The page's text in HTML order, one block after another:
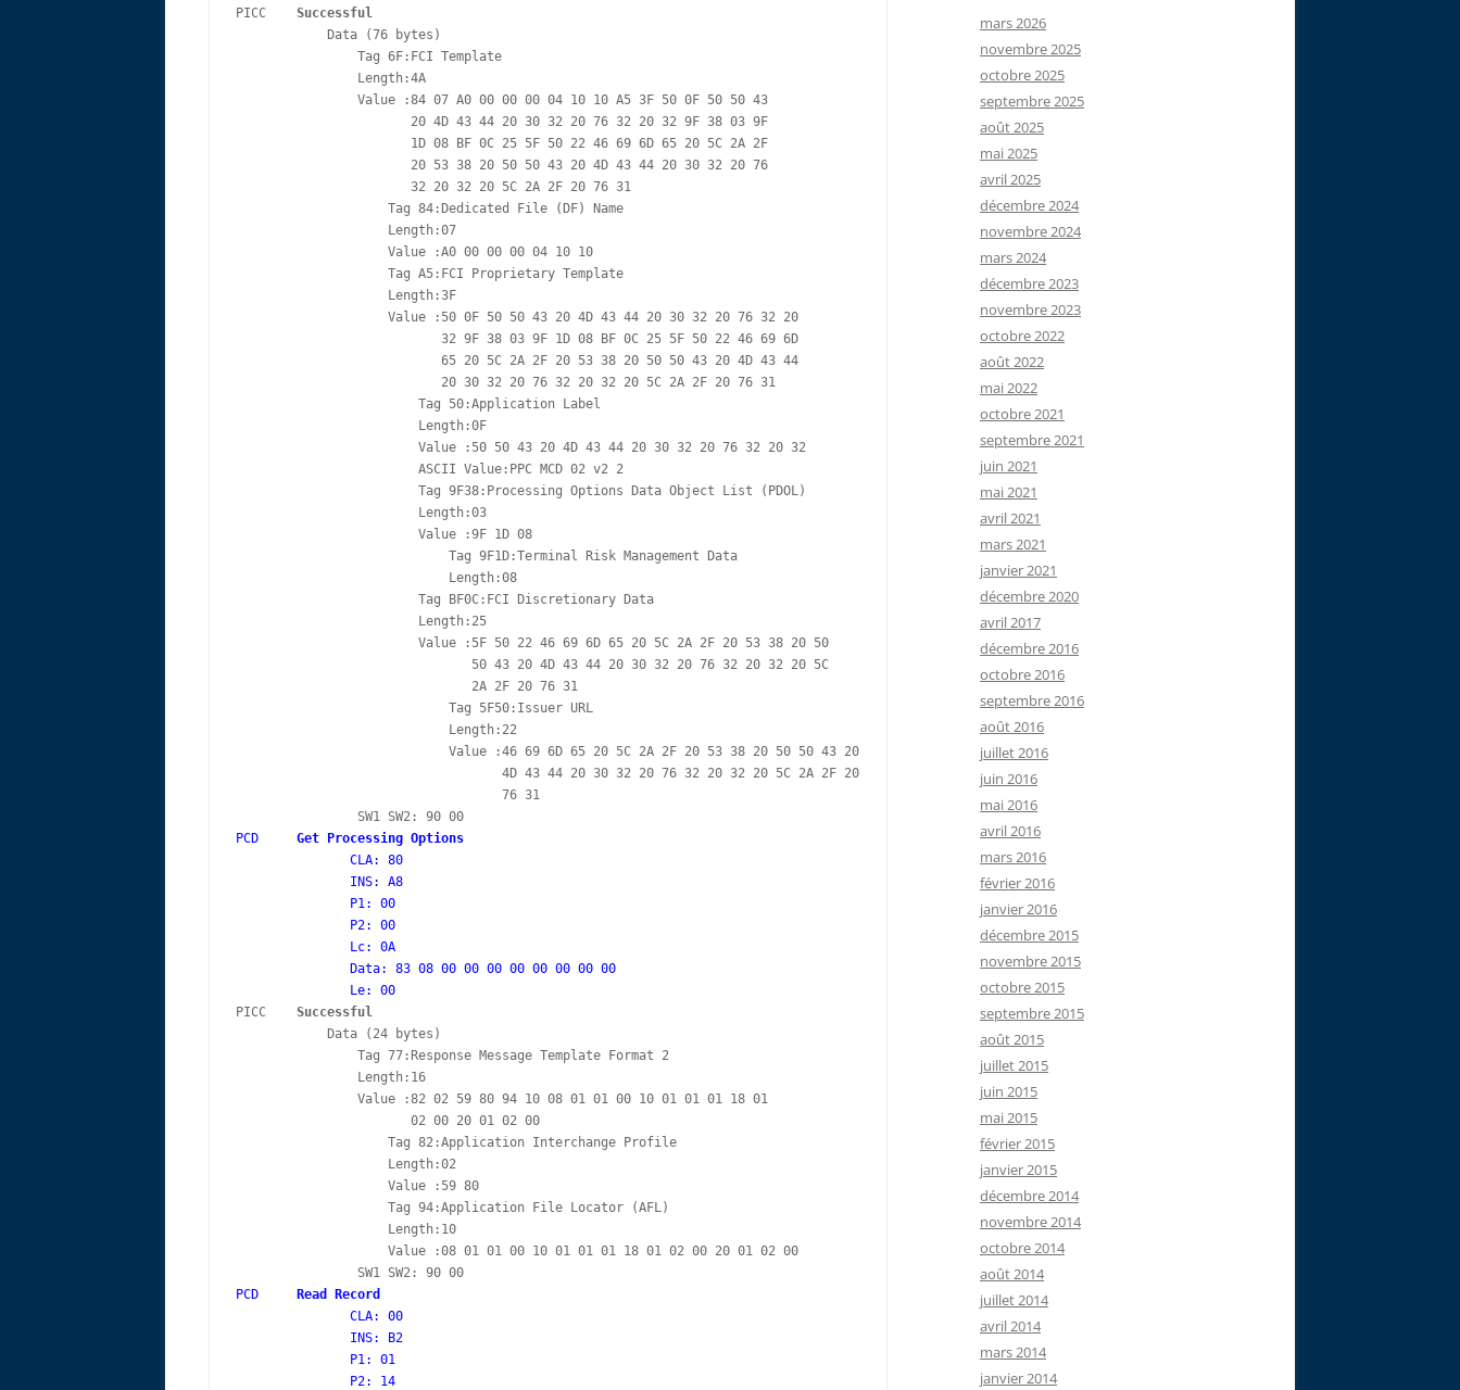
PICC Successful
            Data (76 bytes)
                Tag 6F:FCI Template
                Length:4A
                Value :84 07 A0 00 00 00 04 10 10 A5 3F 50 0F 50 50 43
                       20 4D 43 44 20 30 32 20 76 32 20 32 9F 38 03 9F
                       1D 08 BF 0C 25 5F 50 22 46 69 6D 65 20 5C 2A 2F
                       20 53 38 20 50 50 43 20 4D 43 44 20 30 32 20 76
                       32 20 32 20 5C 2A 2F 20 76 31
                    Tag 84:Dedicated File (DF) Name
                    Length:07
                    Value :A0 00 00 00 04 10 10
                    Tag A5:FCI Proprietary Template
                    Length:3F
                    Value :50 0F 50 50 43 20 4D 43 44 20 30 32 20 76 32 20
                           32 9F 38 03 9F 1D 08 BF 0C 25 5F 50 22 46 69 6D
                           65 20 5C 2A 2F 20 53 38 20 50 50 43 20 4D 43 44
                           20 30 32 20 76 32 20 32 20 5C 2A 2F 20 76 31
                        Tag 50:Application Label
                        Length:0F
                        Value :50 50 43 20 4D 43 44 20 30 32 20 76 32 20 32
                        ASCII Value:PPC MCD 02 v2 2
                        Tag 9F38:Processing Options Data Object List (PDOL)
                        Length:03
                        Value :9F 1D 08
                            Tag 9F1D:Terminal Risk Management Data
                            Length:08
                        Tag BF0C:FCI Discretionary Data
                        Length:25
                        Value :5F 50 22 46 69 6D 65 20 5C 2A 2F 20 53 38 20 50
                               50 43 20 4D 43 44 20 30 32 20 76 32 20 32 20 5C
                               2A 2F 20 76 31
                            Tag 5F50:Issuer URL
                            Length:22
                            Value :46 69 6D 65 20 5C 2A 2F 20 53 38 20 50 50 43 20
                                   4D 43 44 20 30 32 20 76 32 20 32 20 5C 2A 2F 20
                                   76 31
PCD Get Processing Options
               CLA: 80
               INS: A8
               P1: 00
               P2: 00
               Lc: 0A
               Data: 83 08 00 00 00 00 00 00 00 00
               Le: 00
PICC Successful
            Data (24 bytes)
                Tag 77:Response Message Template Format 2
                Length:16
                Value :82 02 59 80 94 10 08 01 01 00 10 01 01 01 18 01
                       02 00 20 01 02 00
                    Tag 82:Application Interchange Profile
                    Length:02
                    Value :59 80
                    Tag 94:Application File Locator (AFL)
                    Length:10
                    Value :08 01 01 00 10 01 01 01 18 01 02 00 20 01 02 00
PCD
Read Record
               CLA: 00
               INS: B2
               P1: 01
               P2: 14
mars 2026
novembre 2025
octobre 2025
septembre 2025
août 2025
mai 2025
avril 2025
décembre 2024
novembre 2024
mars 2024
décembre 2023
novembre 2023
octobre 2022
août 2022
mai 2022
octobre 2021
septembre 2021
juin 2021
mai 2021
avril 2021
mars 2021
janvier 2021
décembre 2020
avril 2017
décembre 2016
octobre 2016
septembre 2016
août 2016
juillet 2016
juin 2016
mai 2016
avril 2016
mars 2016
février 2016
janvier 2016
décembre 2015
novembre 2015
octobre 2015
septembre 2015
août 2015
juillet 2015
juin 2015
mai 2015
février 2015
janvier 2015
décembre 2014
novembre 2014
octobre 2014
août 2014
juillet 2014
avril 2014
mars 2014
janvier 2014